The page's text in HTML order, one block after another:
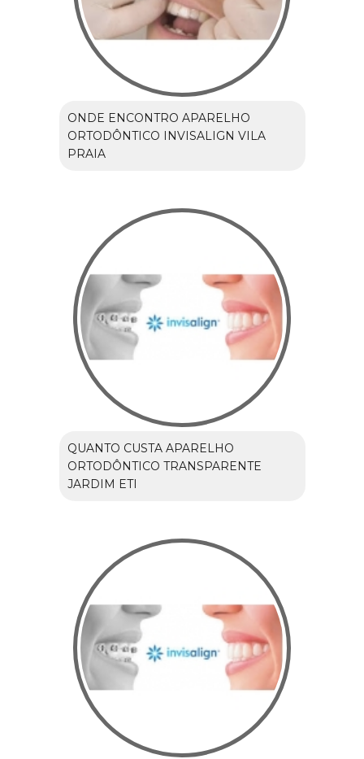
ONDE ENCONTRO APARELHO
ORTODÔNTICO INVISALIGN VILA
PRAIA
QUANTO CUSTA APARELHO
ORTODÔNTICO TRANSPARENTE
JARDIM ETI